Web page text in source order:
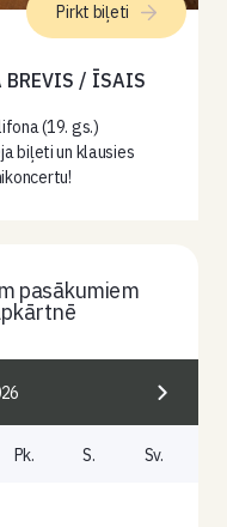
BREVIS / ĪSAIS
(19. gs.)
biļeti un klausies
Pirkt biļeti
pasākumiem
Pk. S. Sv.